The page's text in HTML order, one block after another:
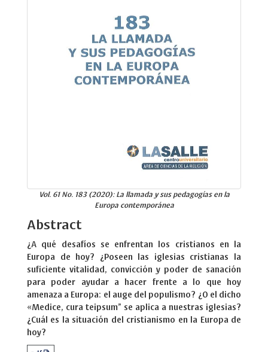
Vol. 61 No. 183 (2020): La llamada y sus pedagogías en la
Europa contemporánea
Abstract
¿A qué desafíos se enfrentan los cristianos en la
Europa de hoy? ¿Poseen las iglesias cristianas la
suficiente vitalidad, convicción y poder de sanación
para poder ayudar a hacer frente a lo que hoy
amenaza a Europa: el auge del populismo? ¿O el dicho
«Medice, cura teipsum” se aplica a nuestras iglesias?
¿Cuál es la situación del cristianismo en la Europa de
hoy?